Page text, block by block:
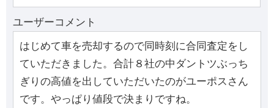
ユーザーコメント
はじめて車を売却するので同時刻に合同査定をし
ていただきました。合計８社の中ダントツぶっち
ぎりの高値を出していただいたのがユーポスさん
です。やっぱり値段で決まりですね。